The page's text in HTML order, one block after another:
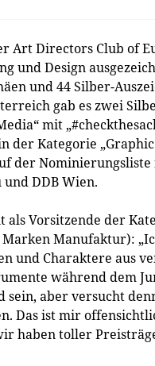
Art Directors Club of
und Design
und 44 Silber-
gab es zwei
mit
der Kategorie
der
DDB Wien.
Vorsitzende der
Manufaktur):
und Charaktere aus
während dem
aber versucht
Das ist mir
haben toller